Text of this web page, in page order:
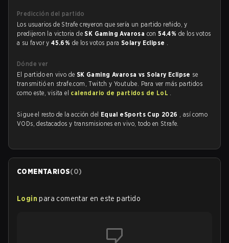
Predicción del partido
Los usuarios de Strafe creyeron que sería un partido reñido, y
predijeron la victoria deSK Gaming Avarosa con54.4% de los votos
a su favor y45.6% de los votos para Solary Eclipse .
Dónde ver
El partido en vivo de SK Gaming Avarosa vs Solary Eclipse se
transmitió en strafe.com, Twitch y Youtube. Para ver más partidos
como este, visita el calendario de partidos de LoL .
Sigue el resto de la acción del Equal eSports Cup 2026 , así como
VODs, destacados y transmisiones en vivo, todo en Strafe.
COMENTARIOS(0)
Login para comentar en este partido